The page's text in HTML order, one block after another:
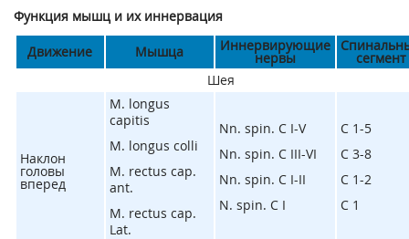
Функция мышц и их иннервация
Движение Мышца Иннервирующие
нервы
сегмент
Шея
Наклон
головы
вперед
M. longus
capitis
M. longus colli
M. rectus cap.
ant.
M. rectus cap.
Lat.
Nn. spin. C I-V
Nn. spin. C III-VI
Nn. spin. C I-II
N. spin. C I
C 1-5
C 3-8
C 1-2
C 1